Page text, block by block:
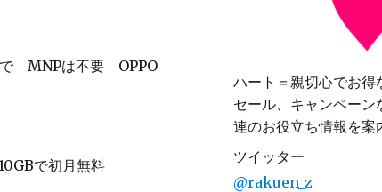
で MNPは不要 OPPO
で初月無料
ハート＝親切心でお
セール、キャンペーン
連のお役立ち情報を案
ツイッター
@rakuen_z